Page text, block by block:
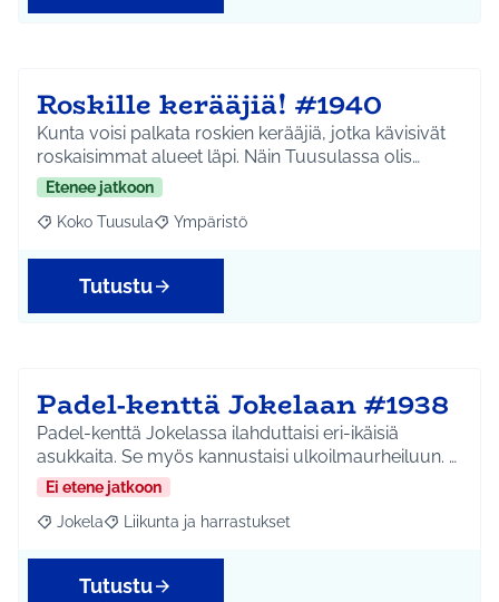
Roskille kerääjiä! #1940
Kunta voisi palkata roskien kerääjiä, jotka kävisivät
roskaisimmat alueet läpi. Näin Tuusulassa olis…
Etenee jatkoon
Rajaa tulokset aihepiirin mukaan: Koko Tuusula
Koko Tuusula Rajaa tulokset teeman mukaan: Ympäristö
Ympäristö
Tutustu
Padel-kenttä Jokelaan #1938
Padel-kenttä Jokelassa ilahduttaisi eri-ikäisiä
asukkaita. Se myös kannustaisi ulkoilmaurheiluun. …
Ei etene jatkoon
Rajaa tulokset aihepiirin mukaan: Jokela
Jokela Rajaa tulokset teeman mukaan: Liikunta ja
Liikunta ja harrastukset
Tutustu